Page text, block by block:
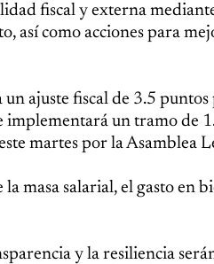
fiscal y externa
así como acciones para
ajuste fiscal de 3.5
un tramo de
martes por la Asamblea
masa salarial, el gasto en
y la resiliencia